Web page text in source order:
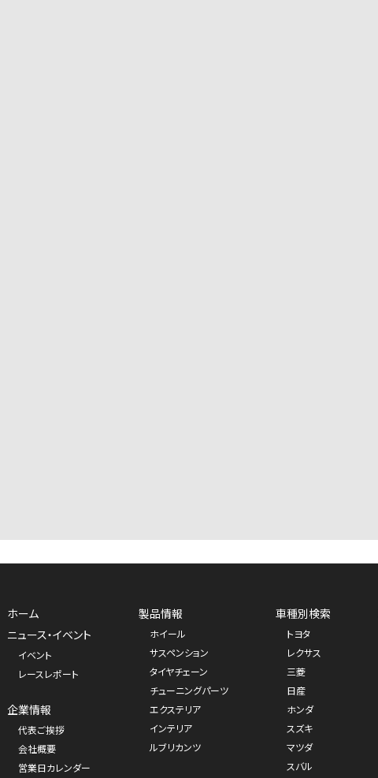
ホーム
ニュース・イベント
イベント
レースレポート
企業情報
代表ご挨拶
会社概要
営業日カレンダー
製品情報
ホイール
サスペンション
タイヤチェーン
チューニングパーツ
エクステリア
インテリア
ルブリカンツ
車種別検索
トヨタ
レクサス
三菱
日産
ホンダ
スズキ
マツダ
スバル